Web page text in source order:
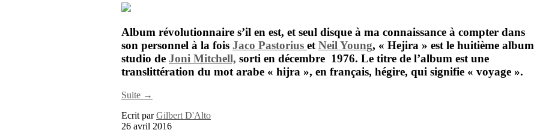
Album révolutionnaire s’il en est, et seul disque à ma connaissance à compter dans
son personnel à la fois Jaco Pastorius et Neil Young, « Hejira » est le huitième album
studio de Joni Mitchell, sorti en décembre 1976. Le titre de l’album est une
translittération du mot arabe « hijra », en français, hégire, qui signifie « voyage ».
Suite →
Ecrit parGilbert D'Alto
26 avril 2016